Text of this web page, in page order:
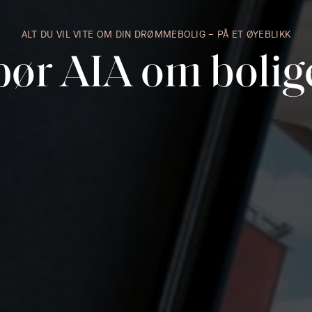
ALT DU VIL VITE OM DIN DRØMMEBOLIG – PÅ ET ØYEBLIKK
AIA om